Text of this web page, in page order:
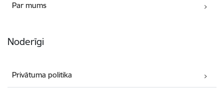
Par mums
Noderīgi
Privātuma politika